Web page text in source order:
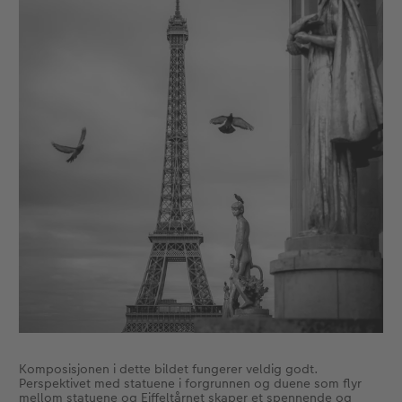
Komposisjonen i dette bildet fungerer veldig godt.
Perspektivet med statuene i forgrunnen og duene som flyr
mellom statuene og Eiffeltårnet skaper et spennende og